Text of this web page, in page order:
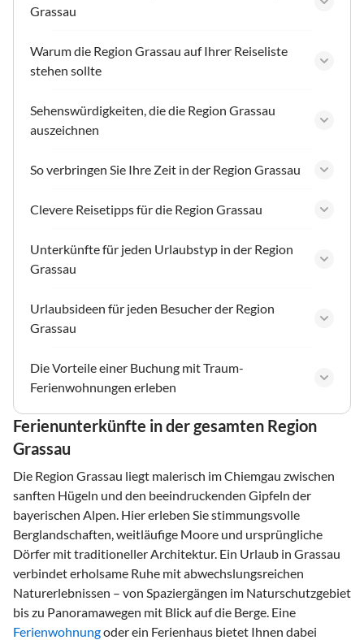
Grassau
Warum die Region Grassau auf Ihrer Reiseliste
stehen sollte
Sehenswürdigkeiten, die die Region Grassau
auszeichnen
So verbringen Sie Ihre Zeit in der Region Grassau
Clevere Reisetipps für die Region Grassau
Unterkünfte für jeden Urlaubstyp in der Region
Grassau
Urlaubsideen für jeden Besucher der Region
Grassau
Die Vorteile einer Buchung mit Traum-
Ferienwohnungen erleben
Ferienunterkünfte in der gesamten Region
Grassau
Die Region Grassau liegt malerisch im Chiemgau zwischen
sanften Hügeln und den beeindruckenden Gipfeln der
bayerischen Alpen. Hier erleben Sie stimmungsvolle
Berglandschaften, weitläufige Moore und ursprüngliche
Dörfer mit traditioneller Architektur. Ein Urlaub in Grassau
verbindet erholsame Ruhe mit abwechslungsreichen
Naturerlebnissen – von Spaziergängen im Naturschutzgebiet
bis zu Panoramawegen mit Blick auf die Berge. Eine
Ferienwohnungoder ein Ferienhaus bietet Ihnen dabei